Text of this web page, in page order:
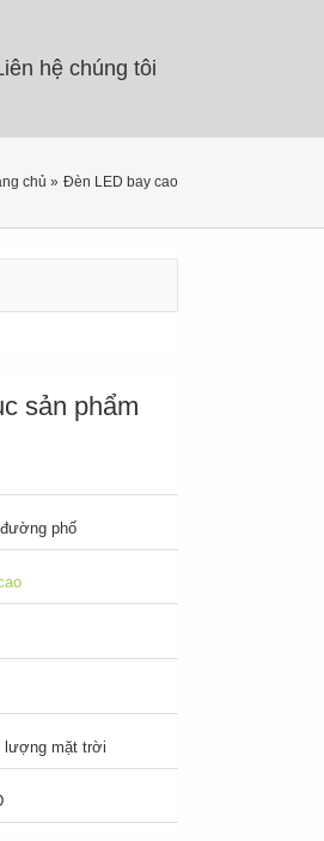
hệ chúng tôi
chủ Đèn LED bay cao
sản phẩm
phố
lượng mặt trời